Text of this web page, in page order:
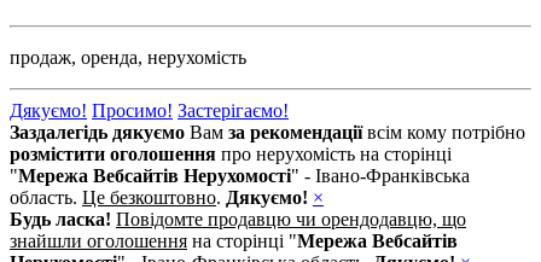
продаж, оренда, нерухомість
Дякуємо! Просимо! Застерігаємо!
Заздалегідь дякуємо Вам за рекомендаціївсім кому потрібно
розмістити оголошення про нерухомість на сторінці
"Мережа Вебсайтів Нерухомості" - Івано-Франківська
область. Це безкоштовно. Дякуємо! ×
Будь ласка! Повідомте продавцю чи орендодавцю, що
знайшли оголошення на сторінці "Мережа Вебсайтів